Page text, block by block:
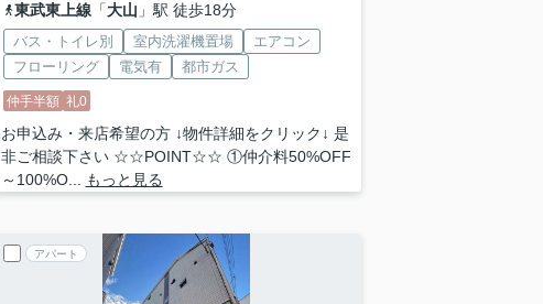
東武東上線「大山 」駅 徒歩18分
バス・トイレ別 室内洗濯機置場
エアコン
フローリング
電気有 都市ガス
仲手半額 礼0
お申込み・来店希望の方 ↓物件詳細をクリック↓ 是
非ご相談下さい ☆☆POINT☆☆ ①仲介料50%OFF
～100%O...
もっと見る
アパート